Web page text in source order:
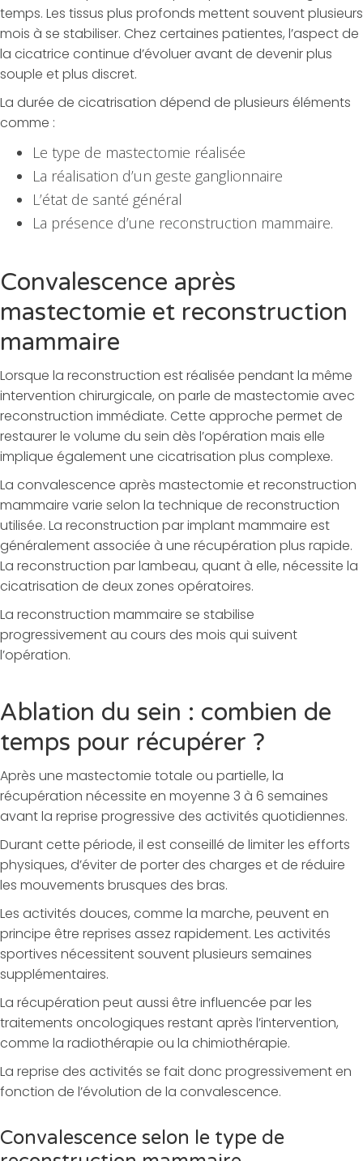
temps. Les tissus plus profonds mettent souvent plusieurs
mois à se stabiliser. Chez certaines patientes, l’aspect de
la cicatrice continue d’évoluer avant de devenir plus
souple et plus discret.
La durée de cicatrisation dépend de plusieurs éléments
comme :
Le type de mastectomie réalisée
La réalisation d’un geste ganglionnaire
L’état de santé général
La présence d’une reconstruction mammaire.
Convalescence après
mastectomie et reconstruction
mammaire
Lorsque la reconstruction est réalisée pendant la même
intervention chirurgicale, on parle de mastectomie avec
reconstruction immédiate. Cette approche permet de
restaurer le volume du sein dès l’opération mais elle
implique également une cicatrisation plus complexe.
La convalescence après mastectomie et reconstruction
mammaire varie selon la technique de reconstruction
utilisée. La reconstruction par implant mammaire est
généralement associée à une récupération plus rapide.
La reconstruction par lambeau, quant à elle, nécessite la
cicatrisation de deux zones opératoires.
La reconstruction mammaire se stabilise
progressivement au cours des mois qui suivent
l’opération.
Ablation du sein : combien de
temps pour récupérer ?
Après une mastectomie totale ou partielle, la
récupération nécessite en moyenne 3 à 6 semaines
avant la reprise progressive des activités quotidiennes.
Durant cette période, il est conseillé de limiter les efforts
physiques, d’éviter de porter des charges et de réduire
les mouvements brusques des bras.
Les activités douces, comme la marche, peuvent en
principe être reprises assez rapidement. Les activités
sportives nécessitent souvent plusieurs semaines
supplémentaires.
La récupération peut aussi être influencée par les
traitements oncologiques restant après l’intervention,
comme la radiothérapie ou la chimiothérapie.
La reprise des activités se fait donc progressivement en
fonction de l’évolution de la convalescence.
Convalescence selon le type de